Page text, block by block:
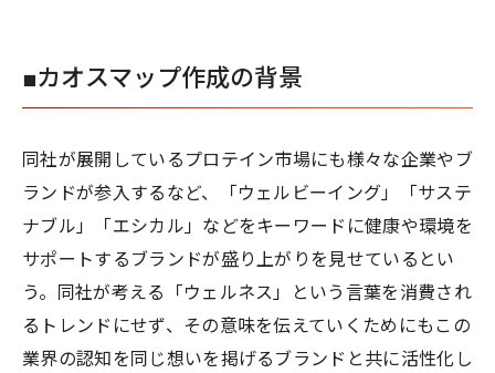
■カオスマップ作成の背景
同社が展開しているプロテイン市場にも様々な企業やブ
ランドが参入するなど、「ウェルビーイング」「サステ
ナブル」「エシカル」などをキーワードに健康や環境を
サポートするブランドが盛り上がりを見せているとい
う。同社が考える「ウェルネス」という言葉を消費され
るトレンドにせず、その意味を伝えていくためにもこの
業界の認知を同じ想いを掲げるブランドと共に活性化し